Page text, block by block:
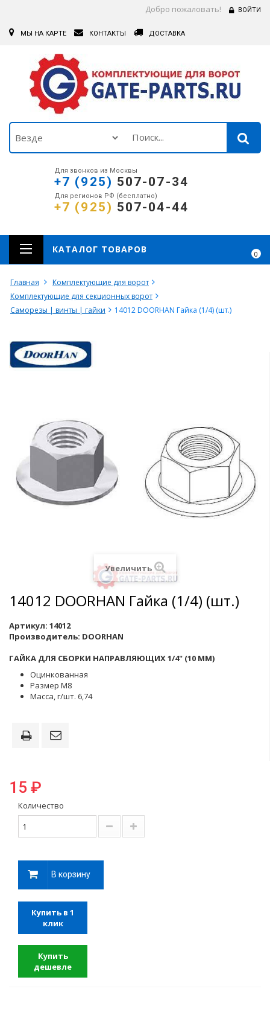
Добро пожаловать! ВОЙТИ
МЫ НА КАРТЕ КОНТАКТЫ ДОСТАВКА
Для звонков из Москвы
+7 (925) 507-07-34
Для регионов РФ (бесплатно)
+7 (925) 507-04-44
0
КАТАЛОГ ТОВАРОВ
Главная
Комплектующие для ворот
Комплектующие для секционных ворот
Саморезы | винты | гайки
14012 DOORHAN Гайка (1/4) (шт.)
Увеличить
14012 DOORHAN Гайка (1/4) (шт.)
Артикул: 14012
Производитель: DOORHAN
ГАЙКА ДЛЯ СБОРКИ НАПРАВЛЯЮЩИХ 1/4" (10 ММ)
Оцинкованная
Размер М8
Масса, г/шт. 6,74
15 ₽
Количество
В корзину
Купить в 1
клик
Купить
дешевле